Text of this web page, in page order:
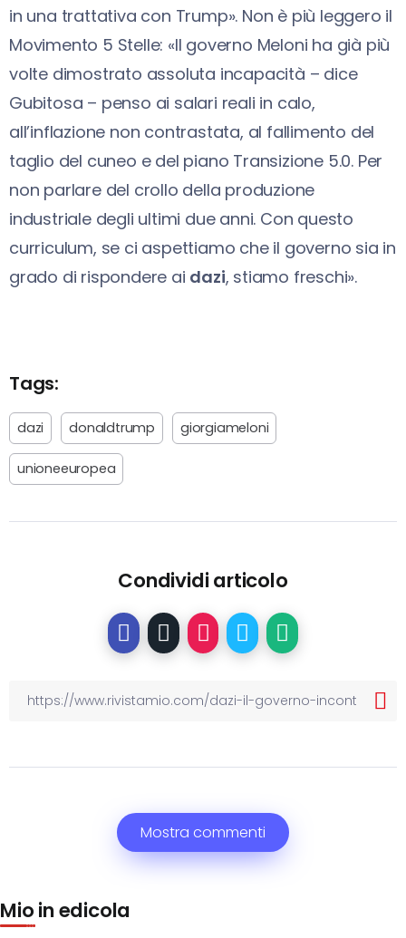
in una trattativa con Trump». Non è più leggero il
Movimento 5 Stelle: «Il governo Meloni ha già più
volte dimostrato assoluta incapacità – dice
Gubitosa – penso ai salari reali in calo,
all’inflazione non contrastata, al fallimento del
taglio del cuneo e del piano Transizione 5.0. Per
non parlare del crollo della produzione
industriale degli ultimi due anni. Con questo
curriculum, se ci aspettiamo che il governo sia in
grado di rispondere ai dazi, stiamo freschi».
Tags:
dazi donaldtrump giorgiameloni
unioneeuropea
Condividi articolo
Mostra commenti
Mio in edicola